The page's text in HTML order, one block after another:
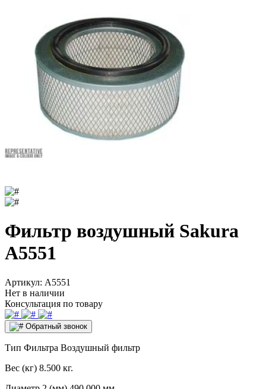
Фильтр воздушный Sakura
A5551
Артикул: A5551
Нет в наличии
Консультация по товару
Обратный звонок
Тип Фильтра Воздушный фильтр
Вес (кг) 8.500 кг.